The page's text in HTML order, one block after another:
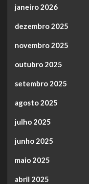
janeiro 2026
dezembro 2025
novembro 2025
outubro 2025
setembro 2025
agosto 2025
julho 2025
junho 2025
maio 2025
abril 2025